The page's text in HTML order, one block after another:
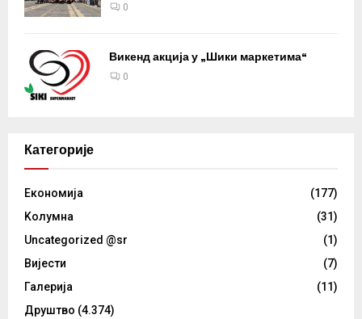
0
Викенд акција у „Шики маркетима“
0
Категорије
Eкономија
(177)
Kолумнa
(31)
Uncategorized @sr
(1)
Вијести
(7)
Галерија
(11)
Друштво (4.374)